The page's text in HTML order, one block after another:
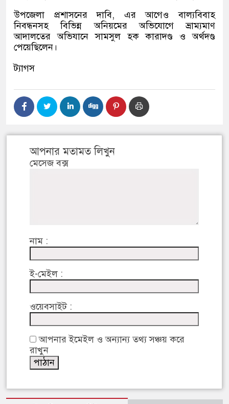
উপজেলা প্রশাসনের দাবি, এর আগেও বাল্যবিবাহ
নিবন্ধনসহ বিভিন্ন অনিয়মের অভিযোগে ভ্রাম্যমাণ
আদালতের অভিযানে সামসুল হক কারাদণ্ড ও অর্থদণ্ড
পেয়েছিলেন।
ট্যাগস
আপনার মতামত লিখুন
মেসেজ বক্স
নাম :
ই-মেইল :
ওয়েবসাইট :
আপনার ইমেইল ও অন্যান্য তথ্য সঞ্চয় করে
রাখুন